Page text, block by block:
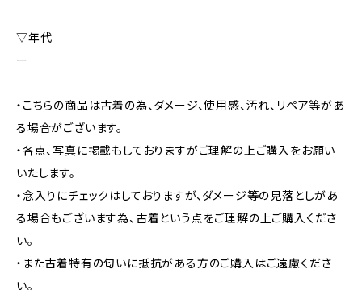
▽年代
ー
・こちらの商品は古着の為、ダメージ、使用感、汚れ、リペア等があ
る場合がございます。
・各点、写真に掲載もしておりますがご理解の上ご購入をお願い
いたします。
・念入りにチェックはしておりますが、ダメージ等の見落としがあ
る場合もございます為、古着という点をご理解の上ご購入くださ
い。
・また古着特有の匂いに抵抗がある方のご購入はご遠慮くださ
い。